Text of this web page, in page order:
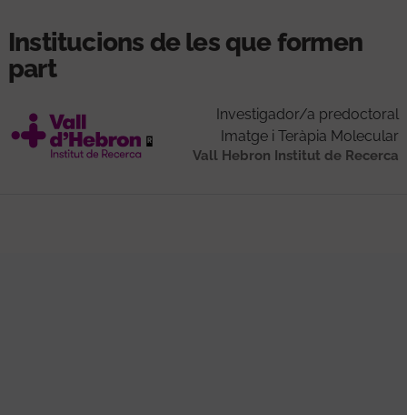
Institucions de les que formen
part
Investigador/a predoctoral
Imatge i Teràpia Molecular
Vall Hebron Institut de Recerca